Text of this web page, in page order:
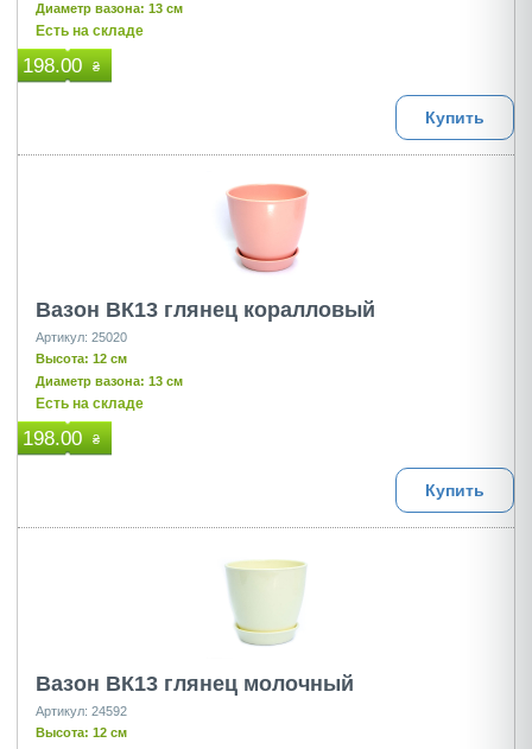
Диаметр вазона: 13 см
Есть на складе
198.00 ₴
Купить
Вазон ВК13 глянец коралловый
Артикул: 25020
Высота: 12 см
Диаметр вазона: 13 см
Есть на складе
198.00 ₴
Купить
Вазон ВК13 глянец молочный
Артикул: 24592
Высота: 12 см